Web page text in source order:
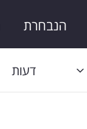
הנבחרת
דעות